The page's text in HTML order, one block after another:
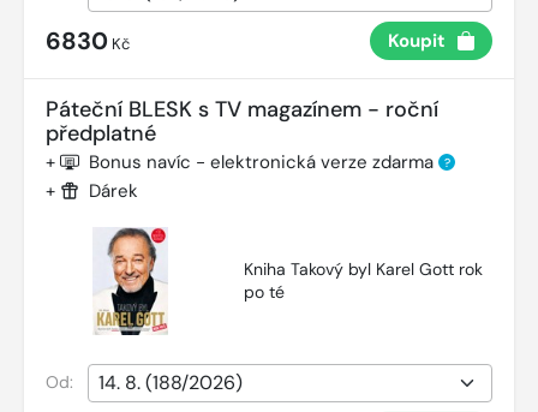
6830 Kč Koupit
Páteční BLESK s TV magazínem - roční
předplatné
+ Bonus navíc - elektronická verze zdarma ?
+ Dárek
Kniha Takový byl Karel Gott rok
po té
Od: